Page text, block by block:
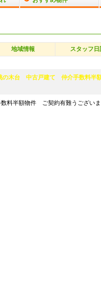
地域情報 スタッフ日
の木台 中古戸建て 仲介手数料半
料半額物件 ご契約有難うございま